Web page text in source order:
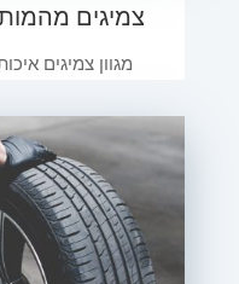
צמיגים
מגוון צמיגים